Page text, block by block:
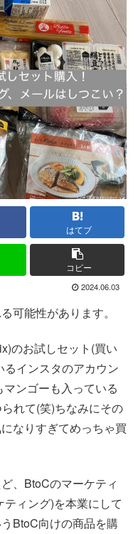
はてブ
コピー
2024.06.03
可能性があります。
のお試しセット(買い
インスタのアカウン
ンゴーも入っている
れて(笑)ちなみにその
なりすぎてめっちゃ買
、BtoCのマーケティ
ィング)を本業にして
BtoC向けの商品を購